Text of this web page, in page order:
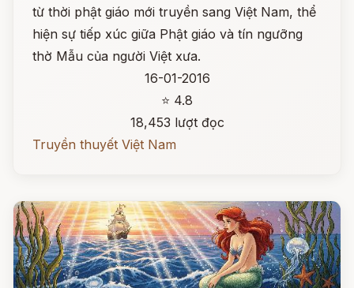
từ thời phật giáo mới truyền sang Việt Nam, thể
hiện sự tiếp xúc giữa Phật giáo và tín ngưỡng
thờ Mẫu của người Việt xưa.
16-01-2016
⭐ 4.8
18,453 lượt đọc
Truyền thuyết Việt Nam